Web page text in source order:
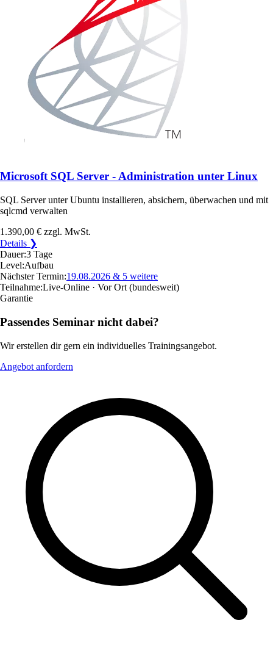
Microsoft SQL Server - Administration unter Linux
SQL Server unter Ubuntu installieren, absichern, überwachen und mit
sqlcmd verwalten
1.390,00 € zzgl. MwSt.
Details ❯
Dauer:3 Tage
Level:Aufbau
Nächster Termin:19.08.2026 & 5 weitere
Teilnahme:Live-Online · Vor Ort (bundesweit)
Garantie
Passendes Seminar nicht dabei?
Wir erstellen dir gern ein individuelles Trainingsangebot.
Angebot anfordern